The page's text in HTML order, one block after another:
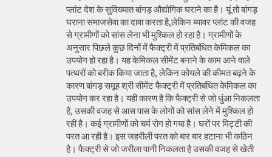
प्लांट देश के सुविख्यात बांगड़ औद्योगिक घराने का है। यूं तो बांगड़
घराना समाजसेवा का दावा करता है,लेकिन ब्यावर प्लांट की वजह
से ग्रामीणों को सांस लेना भी मुश्किल हो रहा है। ग्रामीणों के
अनुसार पिछले कुछ दिनों में फैक्ट्री में प्रतिबंधित केमिकल का
उपयोग हो रहा है। यह केमिकल सीमेंट बनाने के काम आने वाले
पत्थरों को बरीक किया जाता है, लेकिन कोयले की कीमत बढ़ने के
कारण बांगड़ समूह श्री सीमेंट फैक्ट्री में प्रतिबंधित केमिकल का
उपयोग कर रहा है। यही कारण है कि फैक्ट्री से जो धुंआ निकलता
है, उसकी वजह से आस पास के लोगों को सांस लेने में मुश्किल हो
रही है। कई ग्रामीणों को चर्म रोग हो गया है। घरों पर मिट्टी की
परत आ रही है। इस जहरीली परत को बार बार हटाना भी कठिन
है। फैक्ट्री से जो जरीला पानी निकलता है उसकी वजह से खेती